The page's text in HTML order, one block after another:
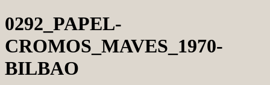
0292_PAPEL-
CROMOS_MAVES_1970-
BILBAO